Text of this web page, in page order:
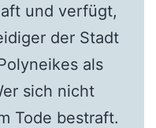
und verfügt,
der Stadt
als
sich nicht
Tode bestraft.